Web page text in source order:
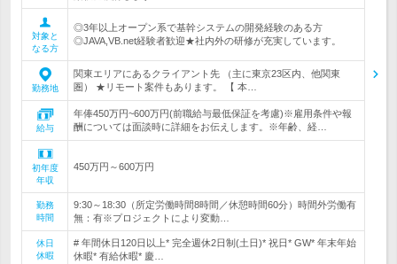
対象と
なる方
◎3年以上オープン系で基幹システムの開発経験のある方
◎JAVA,VB.net経験者歓迎★社内外の研修が充実しています。
勤務地
関東エリアにあるクライアント先 （主に東京23区内、他関東
圏） ★リモート案件もあります。 【 本…
給与
年俸450万円~600万円(前職給与最低保証を考慮)※雇用条件や報
酬については面談時に詳細をお伝えします。※年齢、経…
初年度
年収
450万円～600万円
勤務
時間
9:30～18:30（所定労働時間8時間／休憩時間60分）時間外労働有
無：有※プロジェクトにより変動…
休日
休暇
# 年間休日120日以上* 完全週休2日制(土日)* 祝日* GW* 年末年始
休暇* 有給休暇* 慶…